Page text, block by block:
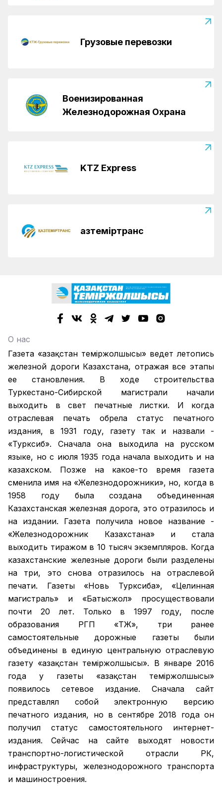
Грузовые перевозки
Военизированная
Железнодорожная Охрана
KTZ Express
Қазтеміртранс
О нас
Газета «Қазақстан теміржолшысы» ведет летопись
железной дороги Казахстана, отражая все этапы
ее становления. В ходе строительства
Туркестано-Сибирской магистрали начали
выходить в свет печатные листки. И когда
отраслевая печать обрела статус печатного
издания, в 1931 году, газету так и назвали -
«Турксиб». Сначала она выходила на русском
языке, но с июля 1935 года начала выходить и на
казахском. Позже на какое-то время газета
сменила имя на «Железнодорожники», но, когда в
1958 году была создана объединенная
Казахстанская железная дорога, это отразилось и
на издании. Газета получила новое название -
«Железнодорожник Казахстана» и стала
выходить тиражом в 10 тысяч экземпляров. Когда
казахстанские железные дороги были разделены
на три, это снова отразилось на отраслевой
печати. Газеты «Новь Турксиба», «Целинная
магистраль» и «Батысжол» просуществовали
почти 20 лет. Только в 1997 году, после
образования РГП «ҚТЖ», три ранее
самостоятельные дорожные газеты были
объединены в единую центральную отраслевую
газету «Қазақстан темiржолшысы». В январе 2016
года у газеты «Қазақстан теміржолшысы»
появилось сетевое издание. Сначала сайт
представлял собой электронную версию
печатного издания, но в сентябре 2018 года он
получил статус самостоятельного интернет-
издания. Сейчас на сайте выходят новости
транспортно-логистической отрасли РК,
инфраструктуры, железнодорожного транспорта
и машиностроения.